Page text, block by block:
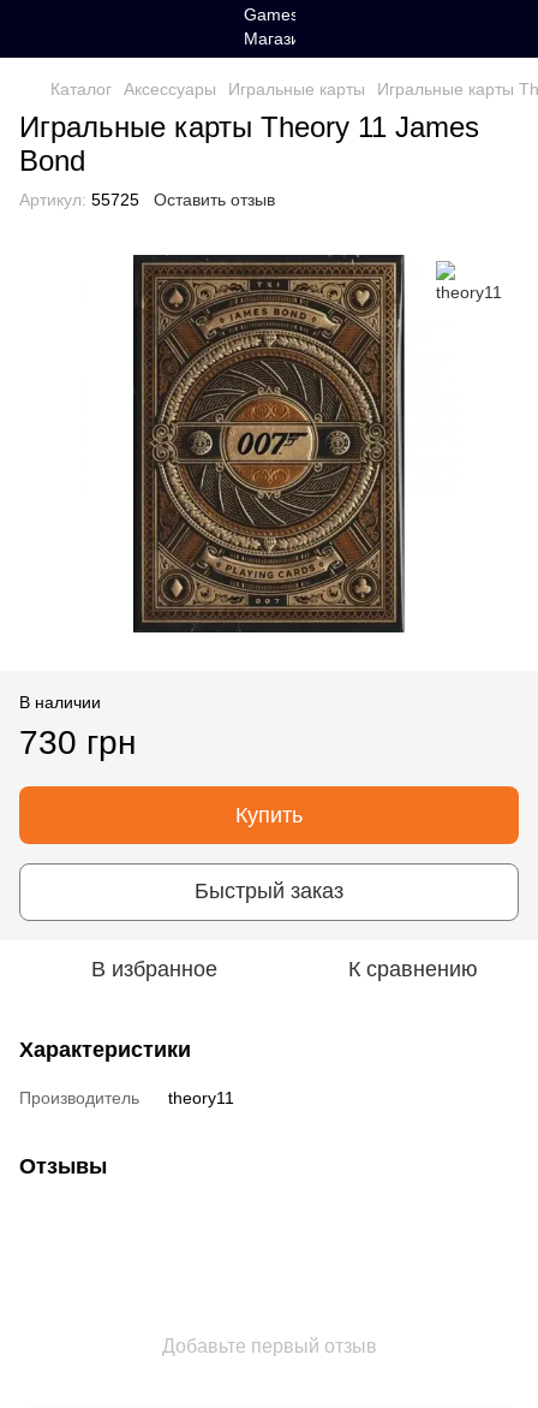
Каталог Аксессуары Игральные карты Игральные карты
Игральные карты Theory 11 James
Bond
Артикул: 55725 Оставить отзыв
В наличии
730 грн
Купить
Быстрый заказ
В избранное К сравнению
Характеристики
Производитель theory11
Отзывы
Добавьте первый отзыв